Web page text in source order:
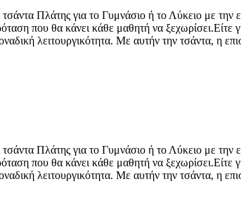
Πλάτης για το Γυμνάσιο ή το Λύκειο με
που θα κάνει κάθε μαθητή να ξεχωρίσει.Είτε
λειτουργικότητα. Με αυτήν την τσάντα, η
Πλάτης για το Γυμνάσιο ή το Λύκειο με
που θα κάνει κάθε μαθητή να ξεχωρίσει.Είτε
λειτουργικότητα. Με αυτήν την τσάντα, η